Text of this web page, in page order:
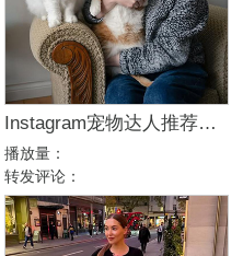
Instagram宠物达人推荐：加拿大猫咪生活博主，适合宠物品牌合作
播放量：
转发评论：